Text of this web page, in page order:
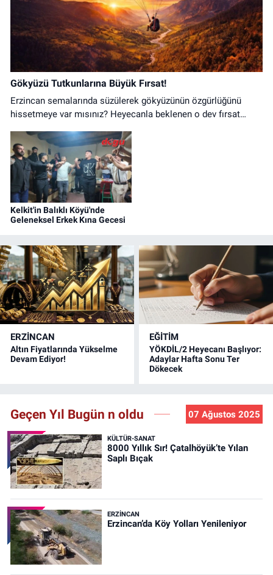
Gökyüzü Tutkunlarına Büyük Fırsat!
Erzincan semalarında süzülerek gökyüzünün özgürlüğünü
hissetmeye var mısınız? Heyecanla beklenen o dev fırsat
Kelkit'in Balıklı Köyü'nde
Geleneksel Erkek Kına Gecesi
ERZINCAN
Altın Fiyatlarında Yükselme
Devam Ediyor!
EĞİTİM
YÖKDİL/2 Heyecanı Başlıyor:
Adaylar Hafta Sonu Ter
Dökecek
Geçen Yıl Bugün n oldu 07 Ağustos 2025
KÜLTÜR-SANAT
8000 Yıllık Sır! Çatalhöyük’te Yılan
Saplı Bıçak
ERZINCAN
Erzincan’da Köy Yolları Yenileniyor